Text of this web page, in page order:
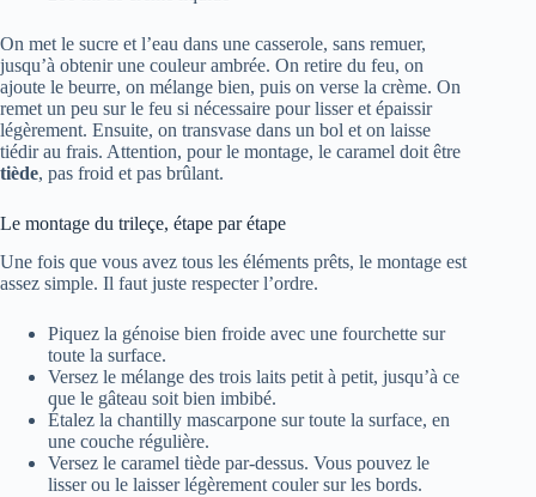
On met le sucre et l’eau dans une casserole, sans remuer,
jusqu’à obtenir une couleur ambrée. On retire du feu, on
ajoute le beurre, on mélange bien, puis on verse la crème. On
remet un peu sur le feu si nécessaire pour lisser et épaissir
légèrement. Ensuite, on transvase dans un bol et on laisse
tiédir au frais. Attention, pour le montage, le caramel doit être
tiède, pas froid et pas brûlant.
Le montage du trileçe, étape par étape
Une fois que vous avez tous les éléments prêts, le montage est
assez simple. Il faut juste respecter l’ordre.
Piquez la génoise bien froide avec une fourchette sur
toute la surface.
Versez le mélange des trois laits petit à petit, jusqu’à ce
que le gâteau soit bien imbibé.
Étalez la chantilly mascarpone sur toute la surface, en
une couche régulière.
Versez le caramel tiède par-dessus. Vous pouvez le
lisser ou le laisser légèrement couler sur les bords.